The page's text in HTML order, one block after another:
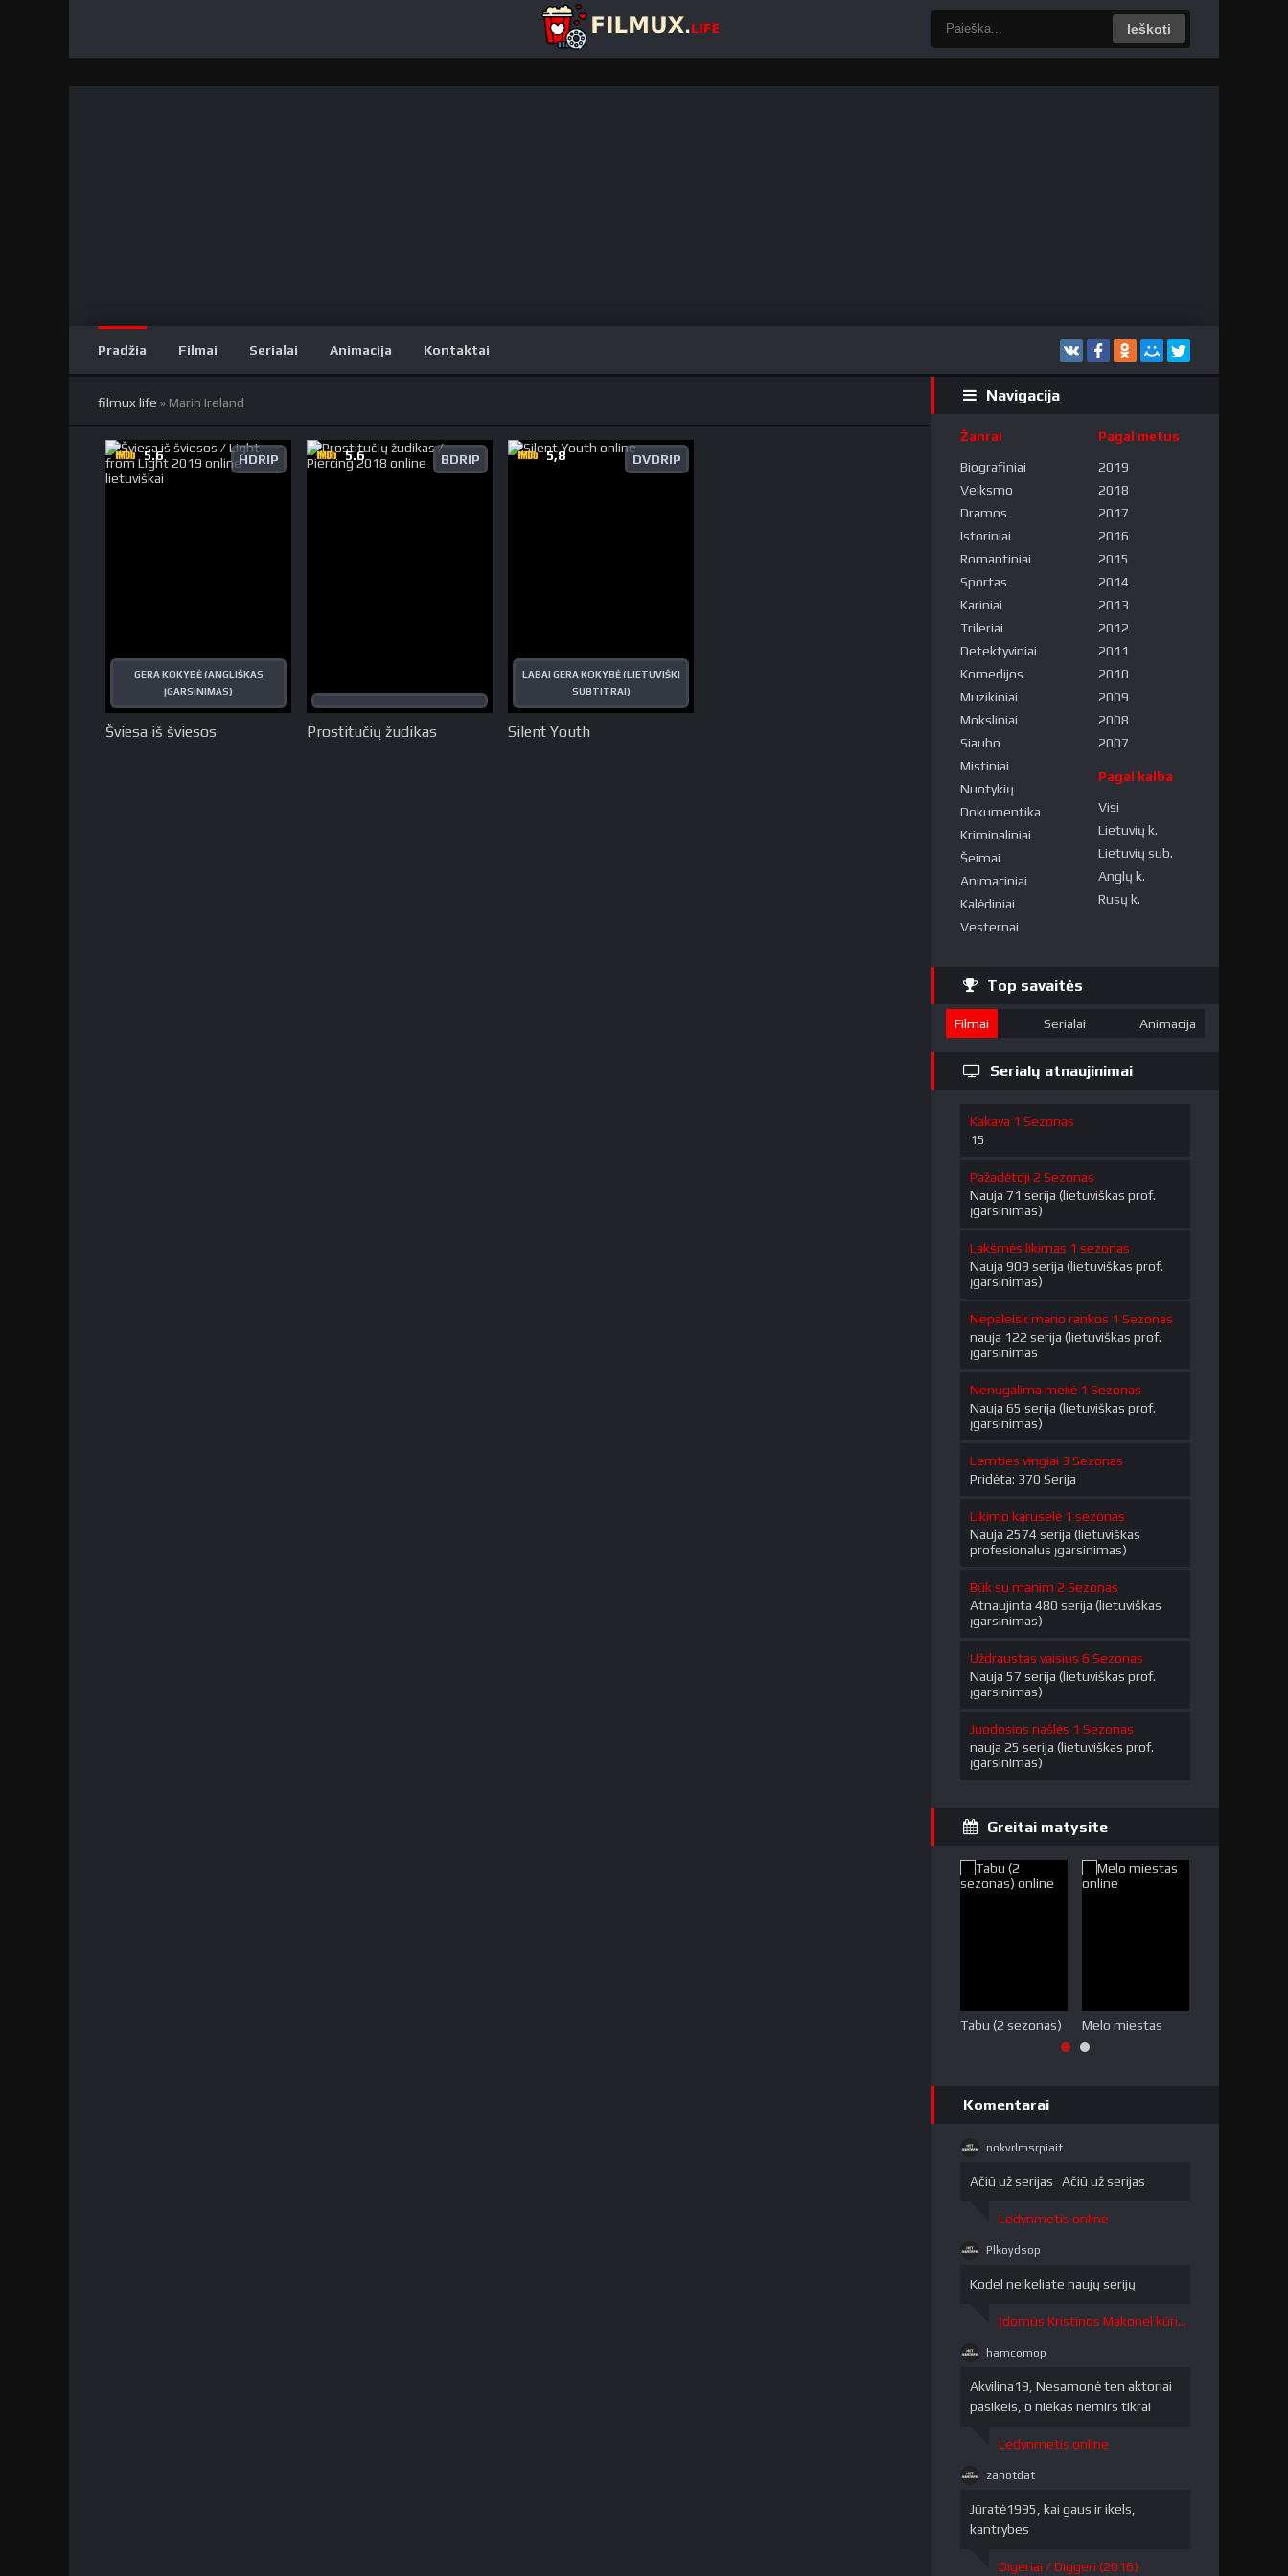
Ieškoti
Pradžia Filmai Serialai Animacija Kontaktai
filmux life » Marin Ireland
Šviesa iš šviesos
HDRIP
5.6
GERA KOKYBĖ (ANGLIŠKAS
ĮGARSINIMAS)
Prostitučių žudikas
BDRIP
5.6
Silent Youth
DVDRIP
5,8
LABAI GERA KOKYBĖ (LIETUVIŠKI
SUBTITRAI)
Navigacija
Žanrai
Biografiniai
Veiksmo
Dramos
Istoriniai
Romantiniai
Sportas
Kariniai
Trileriai
Detektyviniai
Komedijos
Muzikiniai
Moksliniai
Siaubo
Mistiniai
Nuotykių
Dokumentika
Kriminaliniai
Šeimai
Animaciniai
Kalėdiniai
Vesternai
Pagal metus
2019
2018
2017
2016
2015
2014
2013
2012
2011
2010
2009
2008
2007
Pagal kalba
Visi
Lietuvių k.
Lietuvių sub.
Anglų k.
Rusų k.
Top savaitės
Filmai Serialai Animacija
Serialų atnaujinimai
Kakava 1 Sezonas
15
Pažadėtoji 2 Sezonas
Nauja 71 serija (lietuviškas prof.
įgarsinimas)
Lakšmės likimas 1 sezonas
Nauja 909 serija (lietuviškas prof.
įgarsinimas)
Nepaleisk mano rankos 1 Sezonas
nauja 122 serija (lietuviškas prof.
įgarsinimas
Nenugalima meilė 1 Sezonas
Nauja 65 serija (lietuviškas prof.
įgarsinimas)
Lemties vingiai 3 Sezonas
Pridėta: 370 Serija
Likimo karuselė 1 sezonas
Nauja 2574 serija (lietuviškas
profesionalus įgarsinimas)
Būk su manim 2 Sezonas
Atnaujinta 480 serija (lietuviškas
įgarsinimas)
Uždraustas vaisius 6 Sezonas
Nauja 57 serija (lietuviškas prof.
įgarsinimas)
Juodosios našlės 1 Sezonas
nauja 25 serija (lietuviškas prof.
įgarsinimas)
Greitai matysite
Tabu (2 sezonas) Melo miestas
Komentarai
nokvrlmsrpiait
Ačiū už serijas Ačiū už serijas
Ledynmetis online
/>
Plkoydsop
Kodel neikeliate naujų serijų
Įdomūs Kristinos Makonel kūriniai / The Curious Creations of Christine McConnell 1 sezonas
hamcomop
Akvilina19, Nesamonė ten aktoriai
pasikeis, o niekas nemirs tikrai
Ledynmetis online
zanotdat
Jūratė1995, kai gaus ir ikels,
kantrybes
Digeriai / Diggeri (2016)